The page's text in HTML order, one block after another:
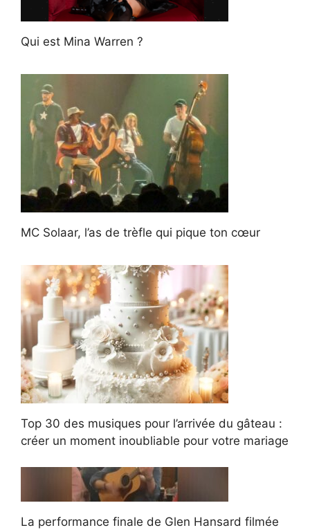
Qui est Mina Warren ?
MC Solaar, l’as de trèfle qui pique ton cœur
Top 30 des musiques pour l’arrivée du gâteau :
créer un moment inoubliable pour votre mariage
La performance finale de Glen Hansard filmée